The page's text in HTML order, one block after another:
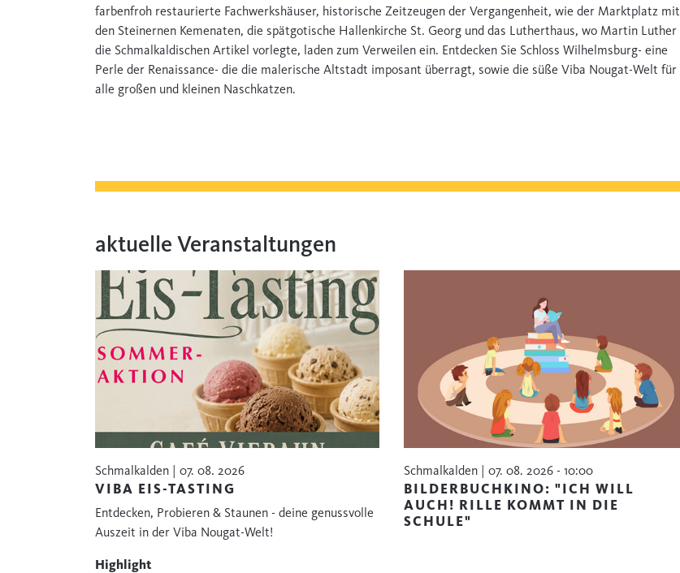
farbenfroh restaurierte Fachwerkshäuser, historische Zeitzeugen der Vergangenheit, wie der Marktplatz mit
den Steinernen Kemenaten, die spätgotische Hallenkirche St. Georg und das Lutherthaus, wo Martin Luther
die Schmalkaldischen Artikel vorlegte, laden zum Verweilen ein. Entdecken Sie Schloss Wilhelmsburg- eine
Perle der Renaissance- die die malerische Altstadt imposant überragt, sowie die süße Viba Nougat-Welt für
alle großen und kleinen Naschkatzen.
aktuelle Veranstaltungen
Schmalkalden | 07. 08. 2026
VIBA EIS-TASTING
Entdecken, Probieren & Staunen - deine genussvolle
Auszeit in der Viba Nougat-Welt!
Highlight
Schmalkalden | 07. 08. 2026 - 10:00
BILDERBUCHKINO: "ICH WILL
AUCH! RILLE KOMMT IN DIE
SCHULE"